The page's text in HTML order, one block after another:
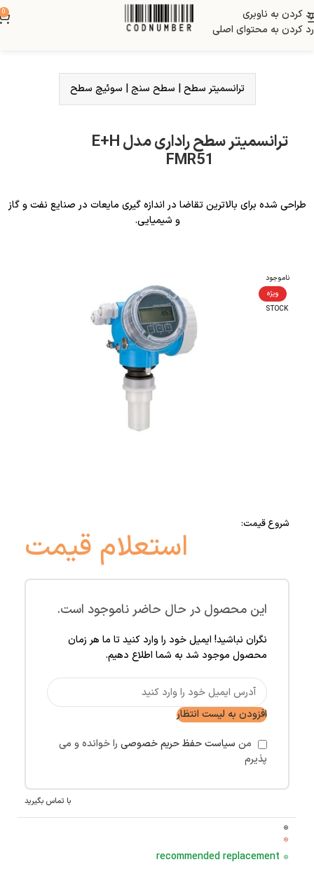
رد کردن به ناوبری
رد کردن به محتوای اصلی
0
ترانسمیتر سطح سطح سنج سوئیچ سطح
ترانسمیتر سطح راداری مدل E+H
FMR51
طراحی شده برای بالاترین تقاضا در اندازه گیری مایعات در صنایع نفت و گاز
و شیمیایی.
ناموجود
ویژه
STOCK
شروع قیمت:
استعلام قیمت
این محصول در حال حاضر ناموجود است.
نگران نباشید! ایمیل خود را وارد کنید تا ما هر زمان
محصول موجود شد به شما اطلاع دهیم.
افزودن به لیست انتظار
من سیاست حفظ حریم خصوصی را خوانده و می
پذیرم
با تماس بگیرید
recommended replacement